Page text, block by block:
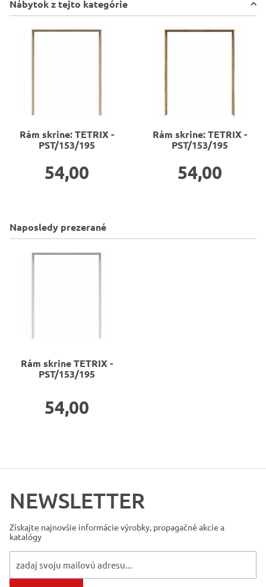
Nábytok z tejto kategórie
Rám skrine: TETRIX -
PST/153/195
54,00
Rám skrine: TETRIX -
PST/153/195
54,00
Naposledy prezerané
Rám skrine TETRIX -
PST/153/195
54,00
NEWSLETTER
Získajte najnovšie informácie výrobky, propagačné akcie a
katalógy